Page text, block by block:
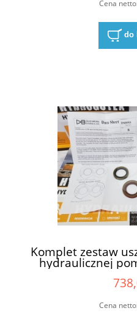
Cena
do
Komplet zestaw
hydraulicznej
Hydreco David
Cena